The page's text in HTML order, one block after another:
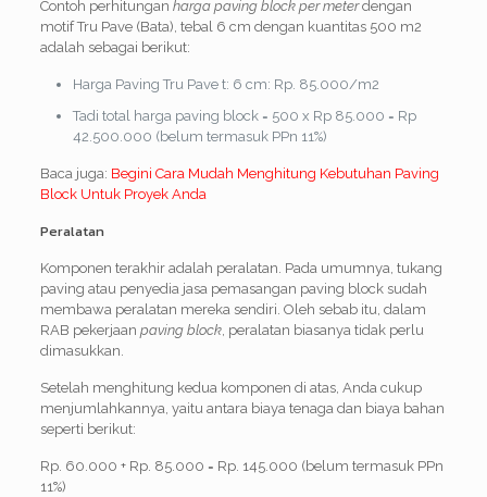
Contoh perhitungan harga paving block per meterdengan
motif Tru Pave (Bata), tebal 6 cm dengan kuantitas 500 m2
adalah sebagai berikut:
Harga Paving Tru Pave t: 6 cm: Rp. 85.000/m2
Tadi total harga paving block = 500 x Rp 85.000 = Rp
42.500.000 (belum termasuk PPn 11%)
Baca juga: Begini Cara Mudah Menghitung Kebutuhan Paving
Block Untuk Proyek Anda
Peralatan
Komponen terakhir adalah peralatan. Pada umumnya, tukang
paving atau penyedia jasa pemasangan paving block sudah
membawa peralatan mereka sendiri. Oleh sebab itu, dalam
RAB pekerjaan paving block, peralatan biasanya tidak perlu
dimasukkan.
Setelah menghitung kedua komponen di atas, Anda cukup
menjumlahkannya, yaitu antara biaya tenaga dan biaya bahan
seperti berikut:
Rp. 60.000 + Rp. 85.000 = Rp. 145.000 (belum termasuk PPn
11%)